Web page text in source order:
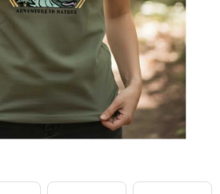
Doprava a platba
osobních údajů
Napište nám